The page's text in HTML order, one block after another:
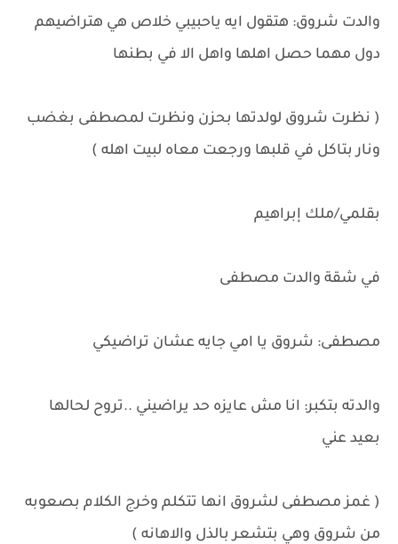
والدت شروق: هتقول ايه ياحبيبي خلاص هي هتراضيهم
دول مهما حصل اهلها واهل الا في بطنها
( نظرت شروق لولدتها بحزن ونظرت لمصطفى بغضب
ونار بتاكل في قلبها ورجعت معاه لبيت اهله )
بقلمي/ملك إبراهيم
في شقة والدت مصطفى
مصطفى: شروق يا امي جايه عشان تراضيكي
والدته بتكبر: انا مش عايزه حد يراضيني ..تروح لحالها
بعيد عني
( غمز مصطفى لشروق انها تتكلم وخرج الكلام بصعوبه
من شروق وهي بتشعر بالذل والاهانه )